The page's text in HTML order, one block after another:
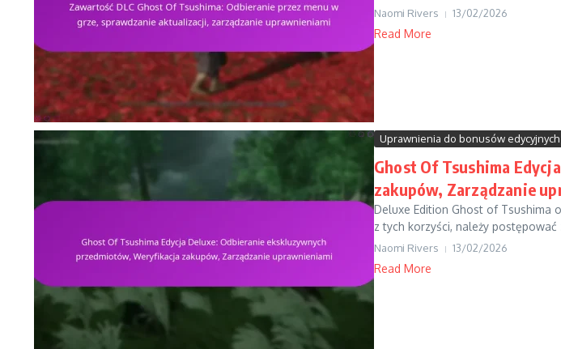
Naomi Rivers 13/02/2026
Read More
Uprawnienia do bonusów edycyjnych
Ghost Of Tsushima
zakupów, Zarządzanie
Deluxe Edition Ghost of Tsushima
z tych korzyści, należy
Naomi Rivers 13/02/2026
Read More